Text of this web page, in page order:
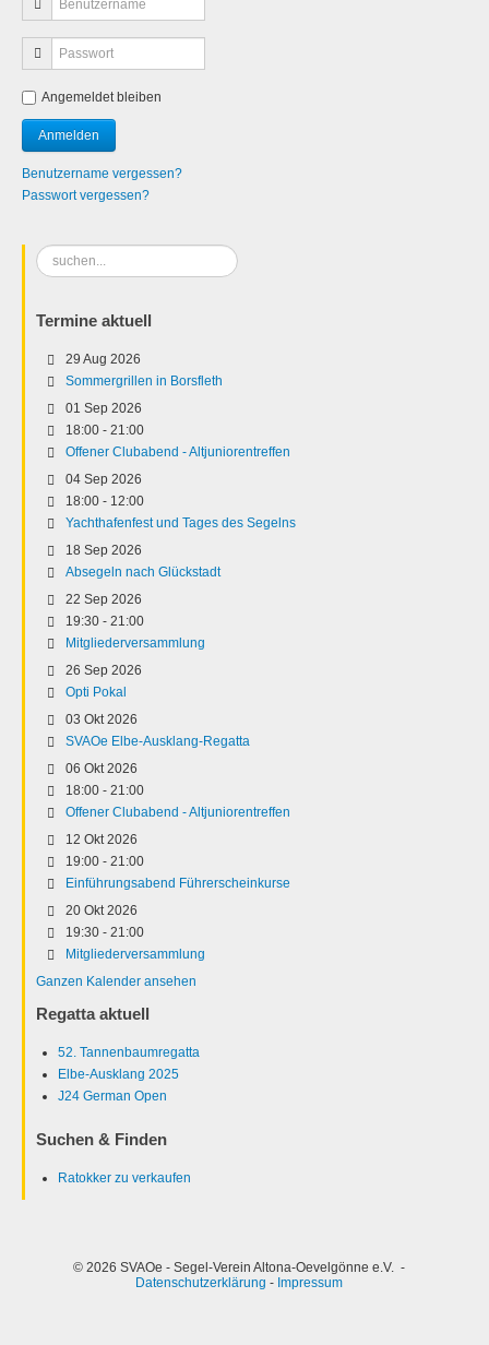
Angemeldet bleiben
Benutzername vergessen?
Passwort vergessen?
Suchen
...
Termine aktuell
29 Aug 2026
Sommergrillen in Borsfleth
01 Sep 2026
18:00 - 21:00
Offener Clubabend - Altjuniorentreffen
04 Sep 2026
18:00 - 12:00
Yachthafenfest und Tages des Segelns
18 Sep 2026
Absegeln nach Glückstadt
22 Sep 2026
19:30 - 21:00
Mitgliederversammlung
26 Sep 2026
Opti Pokal
03 Okt 2026
SVAOe Elbe-Ausklang-Regatta
06 Okt 2026
18:00 - 21:00
Offener Clubabend - Altjuniorentreffen
12 Okt 2026
19:00 - 21:00
Einführungsabend Führerscheinkurse
20 Okt 2026
19:30 - 21:00
Mitgliederversammlung
Ganzen Kalender ansehen
Regatta aktuell
52. Tannenbaumregatta
Elbe-Ausklang 2025
J24 German Open
Suchen & Finden
Ratokker zu verkaufen
© 2026 SVAOe - Segel-Verein Altona-Oevelgönne e.V. -
Datenschutzerklärung - Impressum